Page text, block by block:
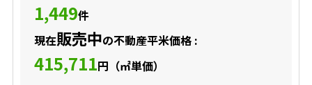
1,449件
現在販売中の不動産平米価格 :
415,711円（㎡単価）